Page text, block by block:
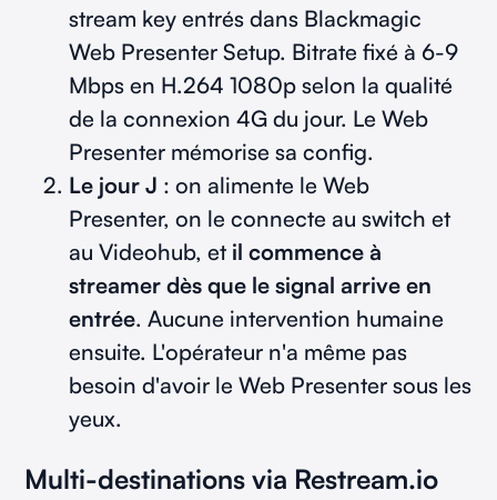
stream key entrés dans Blackmagic
Web Presenter Setup. Bitrate fixé à 6-9
Mbps en H.264 1080p selon la qualité
de la connexion 4G du jour. Le Web
Presenter mémorise sa config.
Le jour J : on alimente le Web
Presenter, on le connecte au switch et
au Videohub, et il commence à
streamer dès que le signal arrive en
entrée. Aucune intervention humaine
ensuite. L'opérateur n'a même pas
besoin d'avoir le Web Presenter sous les
yeux.
Multi-destinations via Restream.io